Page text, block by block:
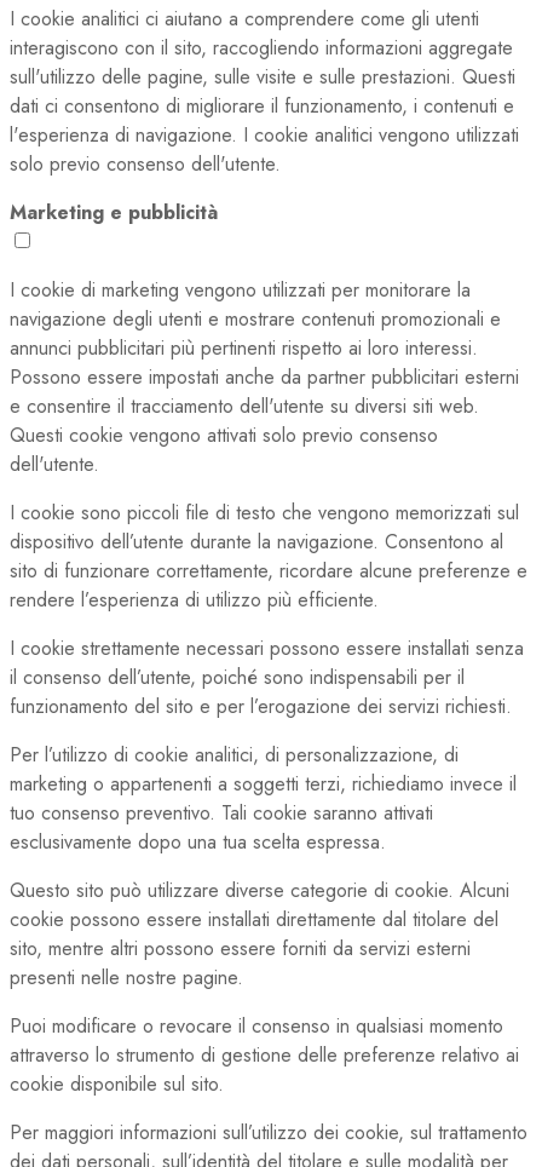
I cookie analitici ci aiutano a comprendere come gli utenti
interagiscono con il sito, raccogliendo informazioni aggregate
sull'utilizzo delle pagine, sulle visite e sulle prestazioni. Questi
dati ci consentono di migliorare il funzionamento, i contenuti e
l'esperienza di navigazione. I cookie analitici vengono utilizzati
solo previo consenso dell'utente.
Marketing e pubblicità
I cookie di marketing vengono utilizzati per monitorare la
navigazione degli utenti e mostrare contenuti promozionali e
annunci pubblicitari più pertinenti rispetto ai loro interessi.
Possono essere impostati anche da partner pubblicitari esterni
e consentire il tracciamento dell'utente su diversi siti web.
Questi cookie vengono attivati solo previo consenso
dell'utente.
I cookie sono piccoli file di testo che vengono memorizzati sul
dispositivo dell’utente durante la navigazione. Consentono al
sito di funzionare correttamente, ricordare alcune preferenze e
rendere l’esperienza di utilizzo più efficiente.
I cookie strettamente necessari possono essere installati senza
il consenso dell’utente, poiché sono indispensabili per il
funzionamento del sito e per l’erogazione dei servizi richiesti.
Per l’utilizzo di cookie analitici, di personalizzazione, di
marketing o appartenenti a soggetti terzi, richiediamo invece il
tuo consenso preventivo. Tali cookie saranno attivati
esclusivamente dopo una tua scelta espressa.
Questo sito può utilizzare diverse categorie di cookie. Alcuni
cookie possono essere installati direttamente dal titolare del
sito, mentre altri possono essere forniti da servizi esterni
presenti nelle nostre pagine.
Puoi modificare o revocare il consenso in qualsiasi momento
attraverso lo strumento di gestione delle preferenze relativo ai
cookie disponibile sul sito.
Per maggiori informazioni sull’utilizzo dei cookie, sul trattamento